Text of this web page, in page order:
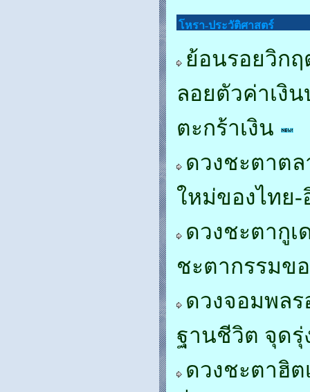
โหรา-ประวัติศาสตร์
ย้อนรอยวิก
ลอยตัวค่าเงิ
ตะกร้าเงิน
ดวงชะตาต
ใหม่ของไทย-
ดวงชะตากูเ
ชะตากรรมข
ดวงจอมพลร
ฐานชีวิต จุดรุ่
ดวงชะตาฮิต